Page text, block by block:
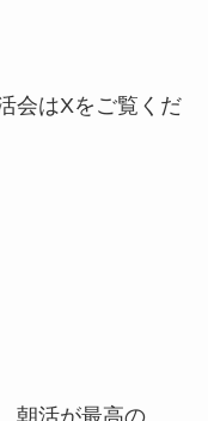
会はXをご覧くだ